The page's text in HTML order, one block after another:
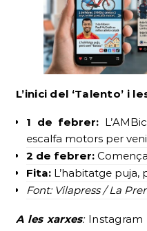
L’inici del ‘Talento’ i
1 de febrer:
escalfa motors per
2 de febrer:
Fita: L’habitatge puja,
Font: Vilapress / La
A les xarxes:Instagram